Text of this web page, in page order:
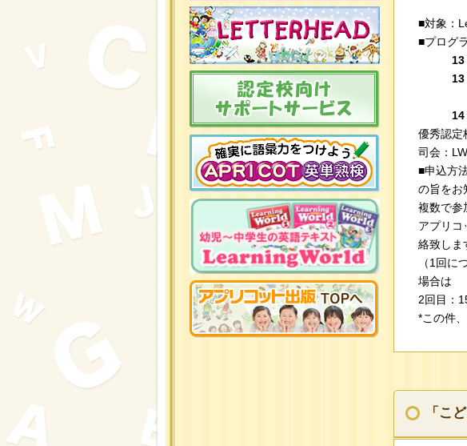
■対象：
■プログ
（
優秀認定
司会：
■申込方
の旨をお
複数で参
アプリコ
絡致しま
（1回に
場合は
2回目：
*この件
「こ